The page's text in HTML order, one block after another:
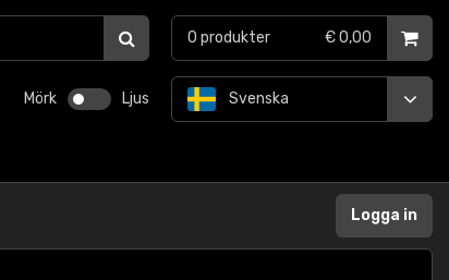
Mörk Ljus Svenska
0 produkter € 0,00
Logga in